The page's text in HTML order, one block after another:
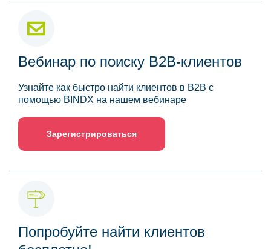
Вебинар по поиску B2B-клиентов
Узнайте как быстро найти клиентов в B2B с
помощью BINDX на нашем вебинаре
Зарегистрироваться
Попробуйте найти клиентов